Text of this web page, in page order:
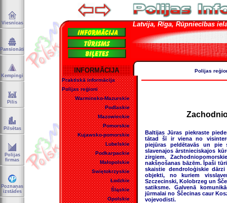
Viesnīcas
Pansionāti
Kempingi
Pilis
Pilsētas
Polijas
firmas
Poznaņas
izstādes
Latvija, Rīga, Rūpniecības iela
INFORMĀCIJA
Polijas
Praktiskā informācija
Polijas reģioni
Warminsko-Mazurskie
Podlaskie
Mazowieckie
Pomorskie
Kujawsko-pomorskie
Lubelskie
Podkarpackie
Małopolskie
Swiętokrzyskie
Łodzkie
Śląskie
Opolskie
Baltijas Jūras piekraste
tātad šī ir viena no
piejūras peldētavās un pie
slavenajos ārstnieciskajos
zirgiem.
nakšņošanas bāzēm. Īpaši
skaistie dendroloģiskie
objekti, no kuriem
Szczecinski, Kolobrzeg un
satiksme. Galvenā
jūrmalai no Ščecinas caur
vojevodisti.